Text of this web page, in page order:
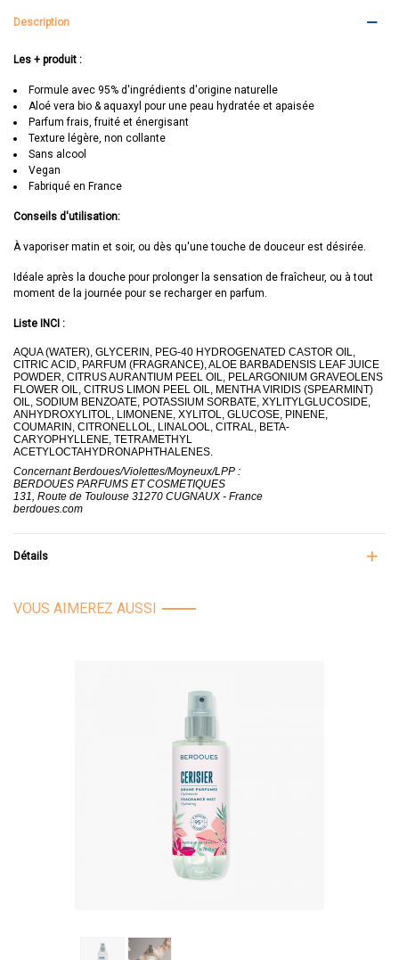
Description
Les + produit :
Formule avec 95% d'ingrédients d'origine naturelle
Aloé vera bio & aquaxyl pour une peau hydratée et apaisée
Parfum frais, fruité et énergisant
Texture légère, non collante
Sans alcool
Vegan
Fabriqué en France
Conseils d'utilisation:
À vaporiser matin et soir, ou dès qu'une touche de douceur est désirée.
Idéale après la douche pour prolonger la sensation de fraîcheur, ou à tout
moment de la journée pour se recharger en parfum.
Liste INCI :
AQUA (WATER), GLYCERIN, PEG-40 HYDROGENATED CASTOR OIL,
CITRIC ACID, PARFUM (FRAGRANCE), ALOE BARBADENSIS LEAF JUICE
POWDER, CITRUS AURANTIUM PEEL OIL, PELARGONIUM GRAVEOLENS
FLOWER OIL, CITRUS LIMON PEEL OIL, MENTHA VIRIDIS (SPEARMINT)
OIL, SODIUM BENZOATE, POTASSIUM SORBATE, XYLITYLGLUCOSIDE,
ANHYDROXYLITOL, LIMONENE, XYLITOL, GLUCOSE, PINENE,
COUMARIN, CITRONELLOL, LINALOOL, CITRAL, BETA-
CARYOPHYLLENE, TETRAMETHYL
ACETYLOCTAHYDRONAPHTHALENES.
Concernant Berdoues/Violettes/Moyneux/LPP :
BERDOUES PARFUMS ET COSMETIQUES
131, Route de Toulouse 31270 CUGNAUX - France
berdoues.com
Détails
VOUS AIMEREZ AUSSI